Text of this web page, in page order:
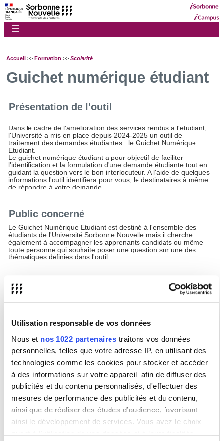
Utilisation responsable de vos données
Nous et nos 1022 partenaires traitons vos données
personnelles, telles que votre adresse IP, en utilisant des
technologies comme les cookies pour stocker et accéder
à des informations sur votre appareil, afin de diffuser des
publicités et du contenu personnalisés, d'effectuer des
mesures de performance des publicités et du contenu,
ainsi que de réaliser des études d’audience, favorisant
ainsi le développement de services. Vous avez le choix
quant à l'utilisation de vos données et à leurs finalités.
☰
Accueil >> Formation >> Scolarité
Guichet numérique étudiant
Présentation de l'outil
Dans le cadre de l'amélioration des services rendus à l'étudiant,
l'Université a mis en place depuis 2024-2025 un outil de
traitement des demandes étudiantes : le Guichet Numérique
Etudiant.
Le guichet numérique étudiant a pour objectif de faciliter
l'identification et la formulation d'une demande étudiante tout en
guidant la question vers le bon interlocuteur. A l'aide de quelques
informations l'outil identifiera pour vous, le destinataires à même
de répondre à votre demande.
Public concerné
Le Guichet Numérique Etudiant est destiné à l'ensemble des
étudiants de l'Université Sorbonne Nouvelle mais il cherche
également à accompagner les apprenants candidats ou même
toute personne qui souhaite poser une question sur une des
thématiques définies dans l'outil.
Périmètre des demandes étudiantes
Désormais, le Guichet Numérique Etudiant vous permet d'obtenir
une réponse sur toutes les questions administratives liées à la
inscription pédagogique ou emploi du temps, notes, épreuves ou
résultat) ou toute question liée à l'organisation d'un stage.
Depuis janvier 2025, ce périmètre s'est élargi pour prendre en
compte d'autres champs plus spécifiques comme la Vie Etudiante
et associative, les demandes liées aux étudiants et étudiantes
internationaux, au sport, à l'action culturelle, à la formation
continue ou au doctorat...
Accès à l'outil
Vous pouvez accéder à l'outil de demande en cliquant sur le
suivant si vous n'êtes pas étudiant ou étudiante ou en vous
rendant directement dans l'outil si vous l'êtes déjà.